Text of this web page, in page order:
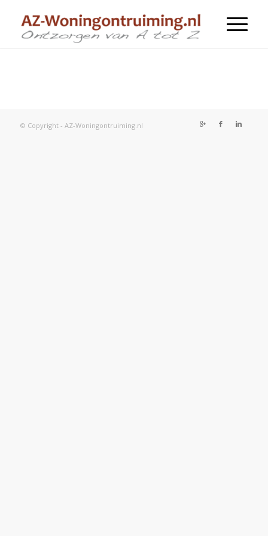
© Copyright - AZ-Woningontruiming.nl